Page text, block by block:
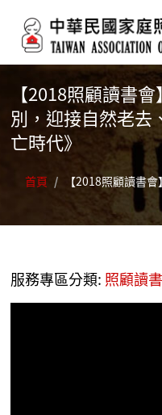
【2018照顧讀書
別，迎接自然老去
亡時代》
首頁 /
【2018照顧讀書
服務專區分類: 照顧讀